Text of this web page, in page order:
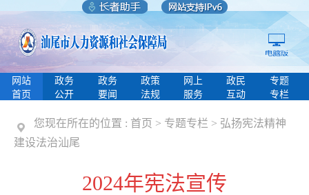
网站
首页
政务
公开
政务
要闻
政策
法规
网上
服务
政民
互动
专题
专栏
您现在所在的位置 : 首页 > 专题专栏 > 弘扬宪法精神
建设法治汕尾
2024年宪法宣传